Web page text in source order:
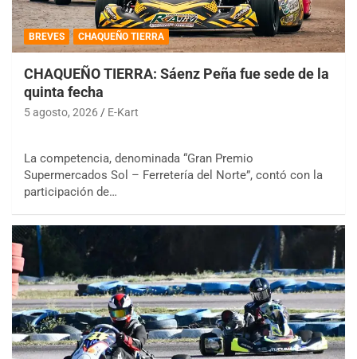
BREVES CHAQUEÑO TIERRA
CHAQUEÑO TIERRA: Sáenz Peña fue sede de la
quinta fecha
5 agosto, 2026 E-Kart
La competencia, denominada “Gran Premio
Supermercados Sol – Ferretería del Norte”, contó con la
participación de…